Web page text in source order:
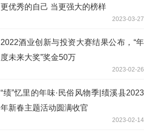
更优秀的自己 当更强大的榜样
2023-03-27
2022酒业创新与投资大赛结果公布，“年
度未来大奖”奖金50万
2023-02-26
“绩”忆里的年味·民俗风物季|绩溪县2023
年新春主题活动圆满收官
2023-02-14